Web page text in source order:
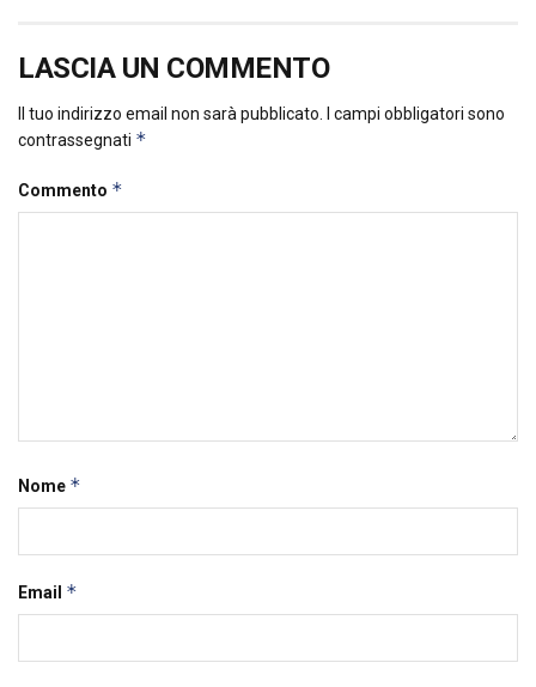
LASCIA UN COMMENTO
Il tuo indirizzo email non sarà pubblicato.
I campi obbligatori sono
contrassegnati *
Commento *
Nome *
Email *